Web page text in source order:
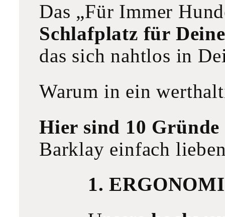
Das „Für Immer
Schlafplatz für
das sich nahtlos in
Warum in ein
Hier sind 10 Gründe
Barklay einfach
1.